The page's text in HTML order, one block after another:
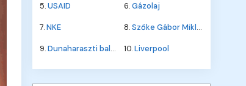
5.USAID 6.Gázolaj
7.NKE 8.Szőke Gábor Miklós
9.Dunaharaszti baleset 10.Liverpool